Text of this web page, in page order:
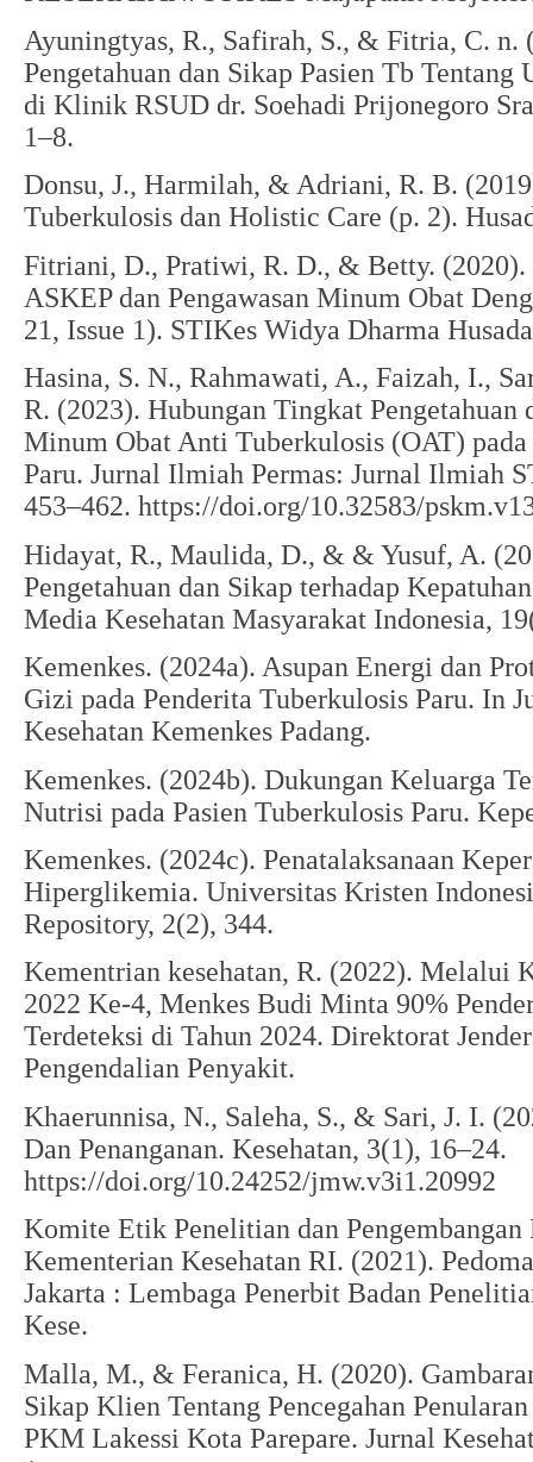
Ayuningtyas, R., Safirah, S., & Fitria, C. n.
Pengetahuan dan Sikap Pasien Tb Tentang
di Klinik RSUD dr. Soehadi Prijonegoro
1–8.
Donsu, J., Harmilah, & Adriani, R. B.
Tuberkulosis dan Holistic Care (p. 2).
Fitriani, D., Pratiwi, R. D., & Betty.
ASKEP dan Pengawasan Minum Obat
21, Issue 1). STIKes Widya Dharma
Hasina, S. N., Rahmawati, A., Faizah, I.,
R. (2023). Hubungan Tingkat Pengetahuan
Minum Obat Anti Tuberkulosis (OAT) pada
Paru. Jurnal Ilmiah Permas: Jurnal Ilmiah
453–462. https://doi.org/10.32583/
Hidayat, R., Maulida, D., & & Yusuf, A.
Pengetahuan dan Sikap terhadap
Media Kesehatan Masyarakat Indonesia,
Kemenkes. (2024a). Asupan Energi dan
Gizi pada Penderita Tuberkulosis Paru. In
Kesehatan Kemenkes Padang.
Kemenkes. (2024b). Dukungan Keluarga
Nutrisi pada Pasien Tuberkulosis Paru.
Kemenkes. (2024c). Penatalaksanaan
Hiperglikemia. Universitas Kristen
Repository, 2(2), 344.
Kementrian kesehatan, R. (2022). Melalui
2022 Ke-4, Menkes Budi Minta 90%
Terdeteksi di Tahun 2024. Direktorat
Pengendalian Penyakit.
Khaerunnisa, N., Saleha, S., & Sari, J. I.
Dan Penanganan. Kesehatan, 3(1), 16–24.
https://doi.org/10.24252/jmw.v3i1.20992
Komite Etik Penelitian dan Pengembangan
Kementerian Kesehatan RI. (2021).
Jakarta : Lembaga Penerbit Badan
Kese.
Malla, M., & Feranica, H. (2020).
Sikap Klien Tentang Pencegahan
PKM Lakessi Kota Parepare. Jurnal